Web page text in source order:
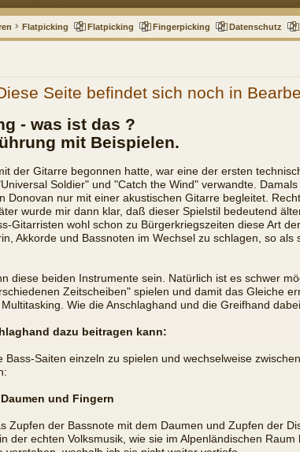
Flatpicking Flatpicking Fingerpicking Datenschutz
Seite befindet sich noch in
- was ist das ?
mit Beispielen.
der Gitarre begonnen hatte, war eine der ersten
Soldier" und "Catch the Wind" verwandte.
Donovan nur mit einer akustischen Gitarre begleitet.
wurde mir dann klar, daß dieser Spielstil bedeutend
Gitarristen wohl schon zu Bürgerkriegszeiten diese Art
Akkorde und Bassnoten im Wechsel zu schlagen, so
diese beiden Instrumente sein. Natürlich ist es schwer
Zeitscheiben" spielen und damit das Gleiche
Wie die Anschlaghand und die Greifhand
dazu beitragen kann:
Bass-Saiten einzeln zu spielen und wechselweise
und Fingern
Zupfen der Bassnote mit dem Daumen und Zupfen der
der echten Volksmusik, wie sie im Alpenländischen